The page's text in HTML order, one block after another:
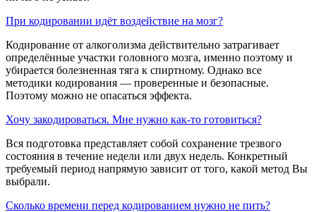
При кодировании идёт воздействие на мозг?
Кодирование от алкоголизма действительно затрагивает
определённые участки головного мозга, именно поэтому и
убирается болезненная тяга к спиртному. Однако все
методики кодирования — проверенные и безопасные.
Поэтому можно не опасаться эффекта.
Хочу закодироваться. Мне нужно как-то готовиться?
Вся подготовка представляет собой сохранение трезвого
состояния в течение недели или двух недель. Конкретный
требуемый период напрямую зависит от того, какой метод Вы
выбрали.
Сколько времени перед кодированием нужно не пить?